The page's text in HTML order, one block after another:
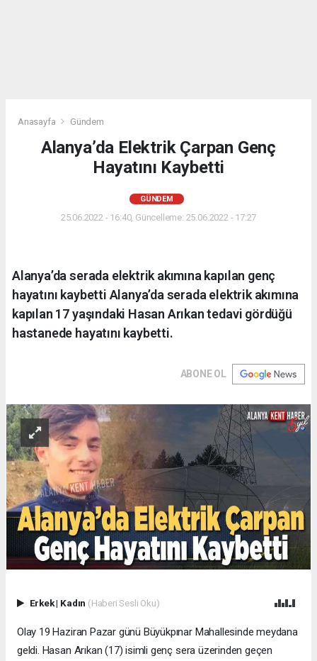
Anasayfa Gündem
Alanya’da Elektrik Çarpan Genç
Hayatını Kaybetti
GÜNDEM
25.06.2022 - 16:40, Güncelleme: 25.06.2022 - 17:27
Alanya’da serada elektrik akımına kapılan genç
hayatını kaybetti Alanya’da serada elektrik akımına
kapılan 17 yaşındaki Hasan Arıkan tedavi gördüğü
hastanede hayatını kaybetti.
ABONE OL
Erkek| Kadın (Haberi Sesli Oku)
Olay 19 Haziran Pazar günü Büyükpınar Mahallesinde meydana
geldi. Hasan Arıkan (17) isimli genç sera üzerinden geçen